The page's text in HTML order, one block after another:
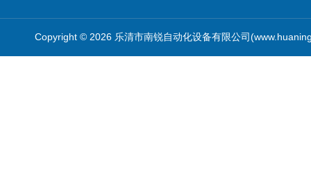
Copyright © 2026 乐清市南锐自动化设备有限公司